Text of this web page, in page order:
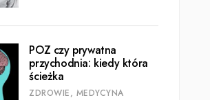
POZ czy prywatna
przychodnia: kiedy która
ścieżka
ZDROWIE, MEDYCYNA